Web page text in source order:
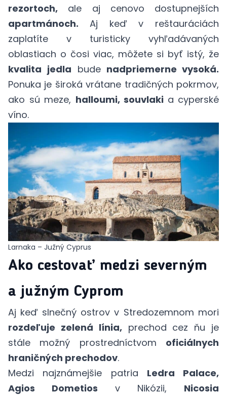
rezortoch, ale aj cenovo dostupnejších
apartmánoch. Aj keď v reštauráciách
zaplatíte v turisticky vyhľadávaných
oblastiach o čosi viac, môžete si byť istý, že
kvalita jedla bude nadpriemerne vysoká.
Ponuka je široká vrátane tradičných pokrmov,
ako sú meze, halloumi, souvlaki a cyperské
víno.
Larnaka – Južný Cyprus
Ako cestovať medzi severným
a južným Cyprom
Aj keď slnečný ostrov v Stredozemnom mori
rozdeľuje zelená línia,prechod cez ňu je
stále možný prostredníctvom oficiálnych
hraničných prechodov.
Medzi najznámejšie patria Ledra Palace,
Agios Dometios v Nikózii, Nicosia